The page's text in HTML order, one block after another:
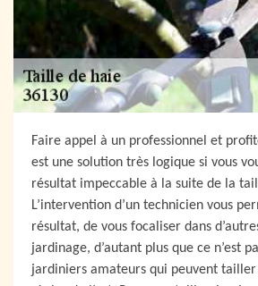
Faire appel à un professionnel et
est une solution très logique si vous
résultat impeccable à la suite de la
L’intervention d’un technicien vous
résultat, de vous focaliser dans
jardinage, d’autant plus que ce n’est
jardiniers amateurs qui peuvent tailler